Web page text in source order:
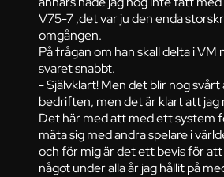
V75-7 ,det var ju den enda
omgången.
På frågan om han skall delta i VM
svaret snabbt.
- Självklart! Men det blir nog
bedriften, men det är klart att jag
Det här med att med ett system
mäta sig med andra spelare i
och för mig är det ett bevis för
något under alla år jag hållit på